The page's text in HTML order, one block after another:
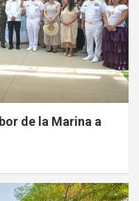
de la Marina a